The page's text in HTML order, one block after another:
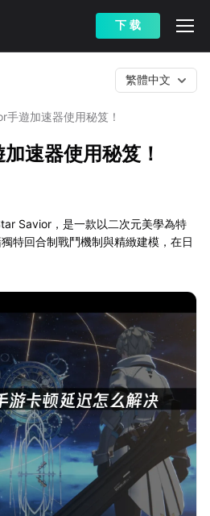
下 载
手遊加速器使用秘笈！
繁體中文
速器使用秘笈！
Savior，是一款以二次元美學為特
特回合制戰鬥機制與精緻建模，在日